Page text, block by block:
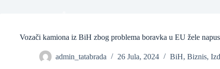
Vozači kamiona iz BiH zbog problema boravka u EU žele
admin_tatabrada 26 Jula, 2024 BiH, Biznis,